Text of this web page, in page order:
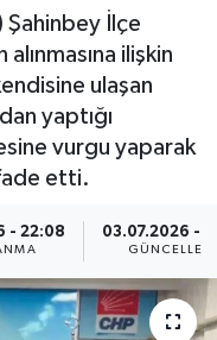
Şahinbey İlçe
ilişkin
ulaşan
yaptığı
vurgu yaparak
etti.
- 22:08 03.07.2026 -